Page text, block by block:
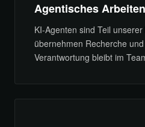
Agentisches
KI-Agenten sind Teil
übernehmen Recherche
Verantwortung bleibt im